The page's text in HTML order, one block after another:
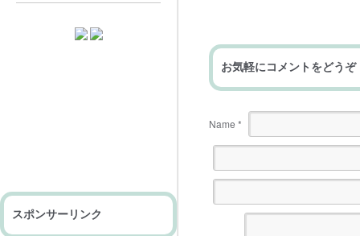
スポンサーリンク
お気軽にコメントをどうぞ
Name *